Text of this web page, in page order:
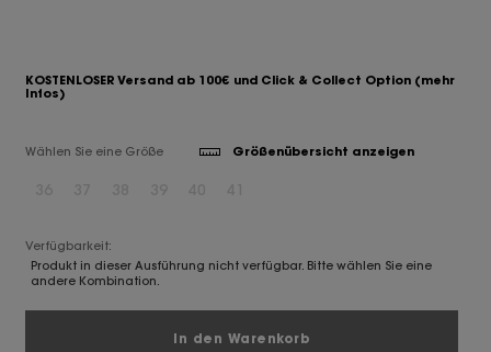
KOSTENLOSER Versand ab 100€ und Click & Collect Option (mehr
Infos)
Wählen Sie eine Größe Größenübersicht anzeigen
Verfügbarkeit:
Produkt in dieser Ausführung nicht verfügbar. Bitte wählen Sie eine
andere Kombination.
In den Warenkorb